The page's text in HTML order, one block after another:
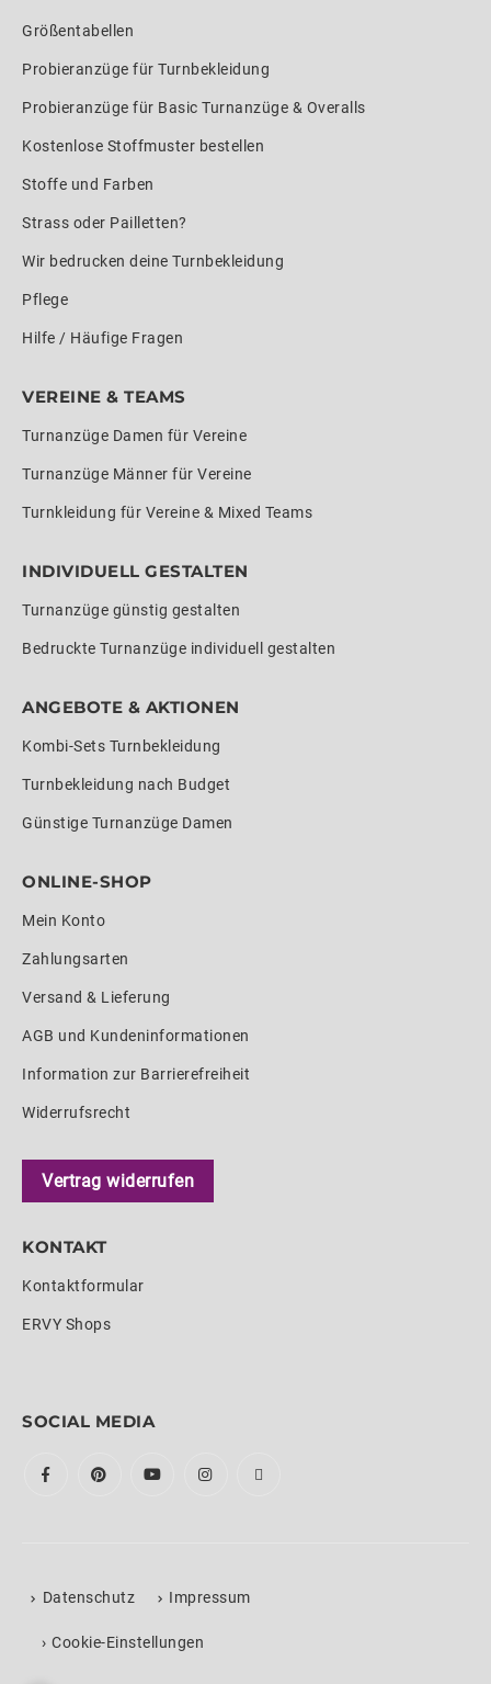
Größentabellen
Probieranzüge für Turnbekleidung
Probieranzüge für Basic Turnanzüge & Overalls
Kostenlose Stoffmuster bestellen
Stoffe und Farben
Strass oder Pailletten?
Wir bedrucken deine Turnbekleidung
Pflege
Hilfe / Häufige Fragen
VEREINE & TEAMS
Turnanzüge Damen für Vereine
Turnanzüge Männer für Vereine
Turnkleidung für Vereine & Mixed Teams
INDIVIDUELL GESTALTEN
Turnanzüge günstig gestalten
Bedruckte Turnanzüge individuell gestalten
ANGEBOTE & AKTIONEN
Kombi-Sets Turnbekleidung
Turnbekleidung nach Budget
Günstige Turnanzüge Damen
ONLINE-SHOP
Mein Konto
Zahlungsarten
Versand & Lieferung
AGB und Kundeninformationen
Information zur Barrierefreiheit
Widerrufsrecht
Vertrag widerrufen
KONTAKT
Kontaktformular
ERVY Shops
SOCIAL MEDIA
Datenschutz Impressum
› Cookie-Einstellungen